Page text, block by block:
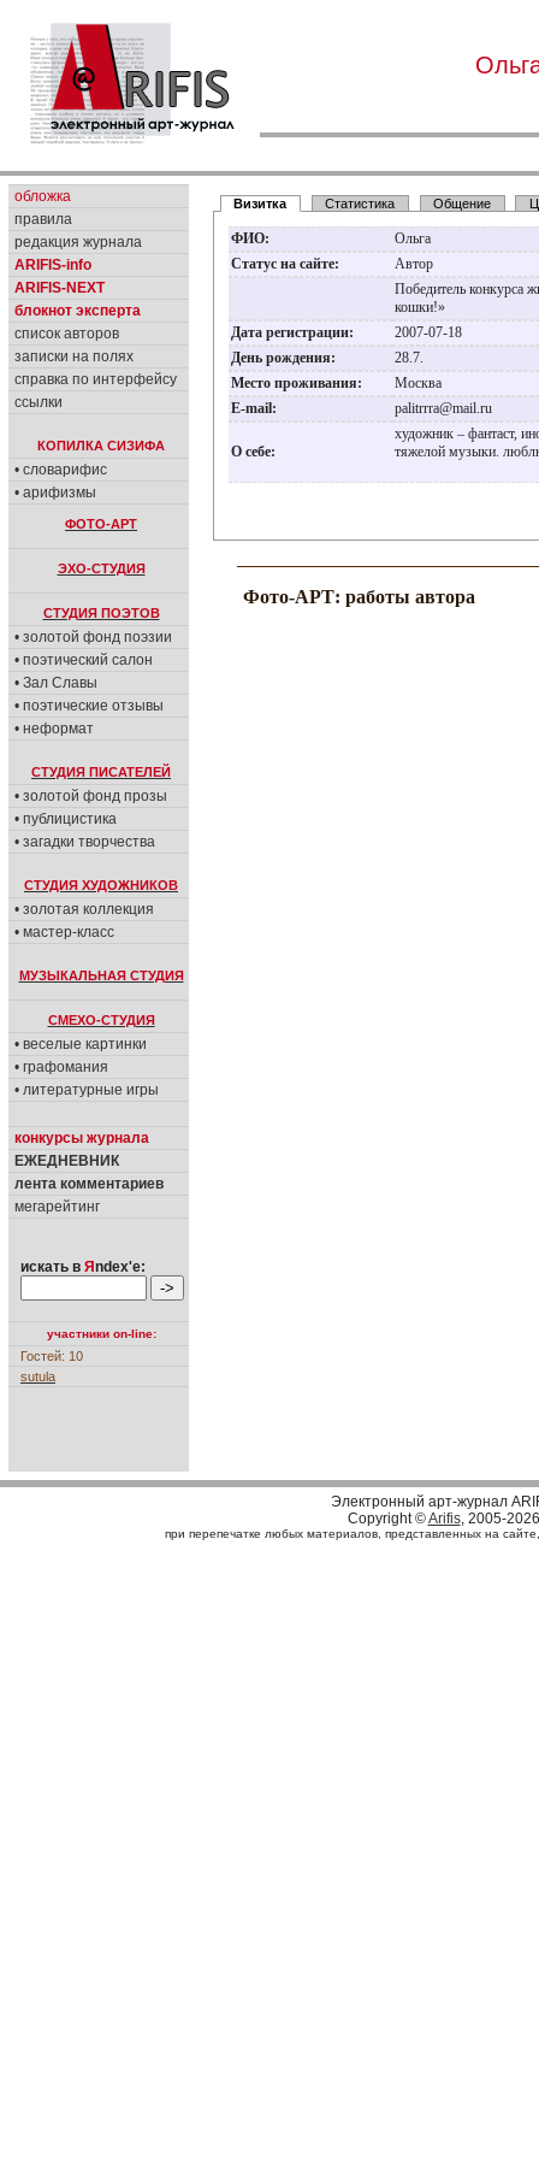
обложка
правила
редакция журнала
ARIFIS-info
ARIFIS-NEXT
блокнот эксперта
список авторов
записки на полях
справка по интерфейсу
ссылки
КОПИЛКА СИЗИФА
• словарифис
• арифизмы
ФОТО-АРТ
ЭХО-СТУДИЯ
СТУДИЯ ПОЭТОВ
• золотой фонд поэзии
• поэтический салон
• Зал Славы
• поэтические отзывы
• неформат
СТУДИЯ ПИСАТЕЛЕЙ
• золотой фонд прозы
• публицистика
• загадки творчества
СТУДИЯ ХУДОЖНИКОВ
• золотая коллекция
• мастер-класс
МУЗЫКАЛЬНАЯ СТУДИЯ
СМЕХО-СТУДИЯ
• веселые картинки
• графомания
• литературные игры
конкурсы журнала
ЕЖЕДНЕВНИК
лента комментариев
мегарейтинг
искать в Я ndex'е:
участники on-line:
Гостей: 10
sutula
Визитка Статистика Общение
ФИО:
Ольга
Статус на сайте:
Автор
Победитель конкурса
кошки!»
Дата регистрации:
2007-07-18
День рождения:
28.7.
Место проживания:
Москва
E-mail:
palitrrra@mail.ru
О себе:
художник – фантаст,
тяжелой музыки.
Фото-АРТ: работы автора
Электронный арт-журнал
Copyright ©Arifis, 2005-2026
при перепечатке любых материалов, представленных на